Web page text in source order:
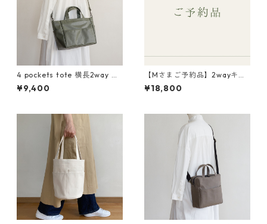
4 pockets tote 横長2way オ
リーブドラブ / ポリエステル
帆布
¥9,400
【Mさまご予約品】2wayキャ
ンプトート L オリーブドラブ /
6号帆布
¥18,800